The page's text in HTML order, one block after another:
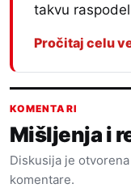
takvu
Pročitaj celu
KOMENTARI
Mišljenja i
Diskusija je
komentare.